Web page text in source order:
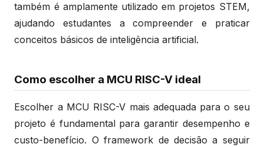
também é amplamente utilizado em projetos STEM,
ajudando estudantes a compreender e praticar
conceitos básicos de inteligência artificial.
Como escolher a MCU RISC-V ideal
Escolher a MCU RISC-V mais adequada para o seu
projeto é fundamental para garantir desempenho e
custo-benefício. O framework de decisão a seguir